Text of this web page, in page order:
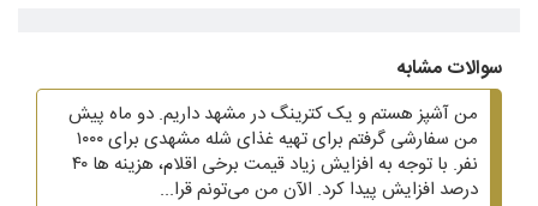
سوالات مشابه
من آشپز هستم و یک کترینگ در مشهد داریم. دو ماه پیش
من سفارشی گرفتم برای تهیه غذای شله مشهدی برای ۱۰۰۰
نفر. با توجه به افزایش زیاد قیمت برخی اقلام، هزینه ها ۴۰
درصد افزایش پیدا کرد. الآن من می‌تونم قرا...